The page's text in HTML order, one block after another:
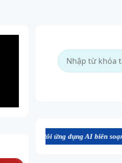
ứng dụng AI biên soạn định dạng